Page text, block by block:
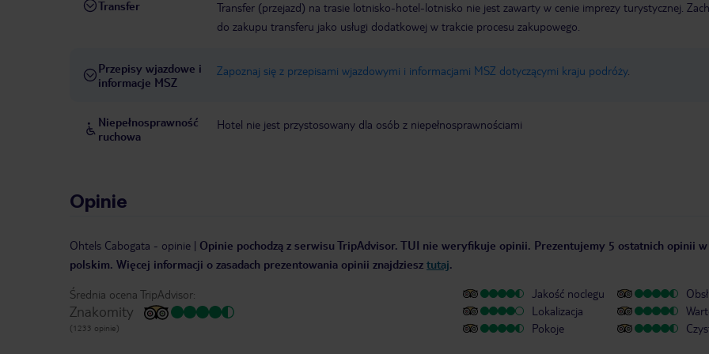
Transfer
Transfer (przejazd) na trasie lotnisko-hotel-lotnisko nie jest zawarty w cenie imprezy turystycznej.
do zakupu transferu jako usługi dodatkowej w trakcie procesu zakupowego.
Przepisy wjazdowe i
informacje MSZ
Zapoznaj się z przepisami wjazdowymi i informacjami MSZ dotyczącymi kraju podróży.
Niepełnosprawność
ruchowa
Hotel nie jest przystosowany dla osób z niepełnosprawnościami
Opinie
Ohtels Cabogata - opinie | Opinie pochodzą z serwisu TripAdvisor. TUI nie weryfikuje opinii. Prezentujemy 5 ostatnich opinii
polskim. Więcej informacji o zasadach prezentowania opinii znajdziesz tutaj.
Średnia ocena TripAdvisor:
Znakomity
(1233 opinie)
Jakość noclegu
Lokalizacja
Pokoje